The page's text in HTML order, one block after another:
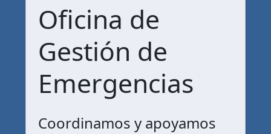
Oficina de
Gestión de
Emergencias
Coordinamos y apoyamos